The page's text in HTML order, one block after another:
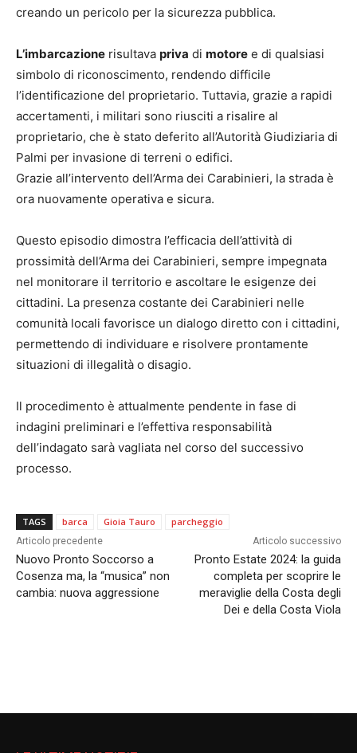
creando un pericolo per la sicurezza pubblica.
L’imbarcazione risultava priva di motore e di qualsiasi
simbolo di riconoscimento, rendendo difficile
l’identificazione del proprietario. Tuttavia, grazie a rapidi
accertamenti, i militari sono riusciti a risalire al
proprietario, che è stato deferito all’Autorità Giudiziaria di
Palmi per invasione di terreni o edifici.
Grazie all’intervento dell’Arma dei Carabinieri, la strada è
ora nuovamente operativa e sicura.
Questo episodio dimostra l’efficacia dell’attività di
prossimità dell’Arma dei Carabinieri, sempre impegnata
nel monitorare il territorio e ascoltare le esigenze dei
cittadini. La presenza costante dei Carabinieri nelle
comunità locali favorisce un dialogo diretto con i cittadini,
permettendo di individuare e risolvere prontamente
situazioni di illegalità o disagio.
Il procedimento è attualmente pendente in fase di
indagini preliminari e l’effettiva responsabilità
dell’indagato sarà vagliata nel corso del successivo
processo.
TAGS barca Gioia Tauro parcheggio
Articolo precedente
Nuovo Pronto Soccorso a
Cosenza ma, la “musica” non
cambia: nuova aggressione
Articolo successivo
Pronto Estate 2024: la guida
completa per scoprire le
meraviglie della Costa degli
Dei e della Costa Viola